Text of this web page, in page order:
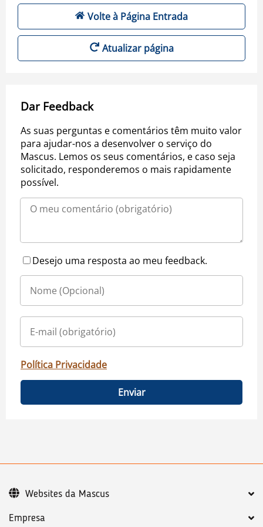
Volte à Página Entrada
Atualizar página
Dar Feedback
As suas perguntas e comentários têm muito valor
para ajudar-nos a desenvolver o serviço do
Mascus. Lemos os seus comentários, e caso seja
solicitado, responderemos o mais rapidamente
possível.
Desejo uma resposta ao meu feedback.
Política Privacidade
Enviar
Empresa
Websites da Mascus